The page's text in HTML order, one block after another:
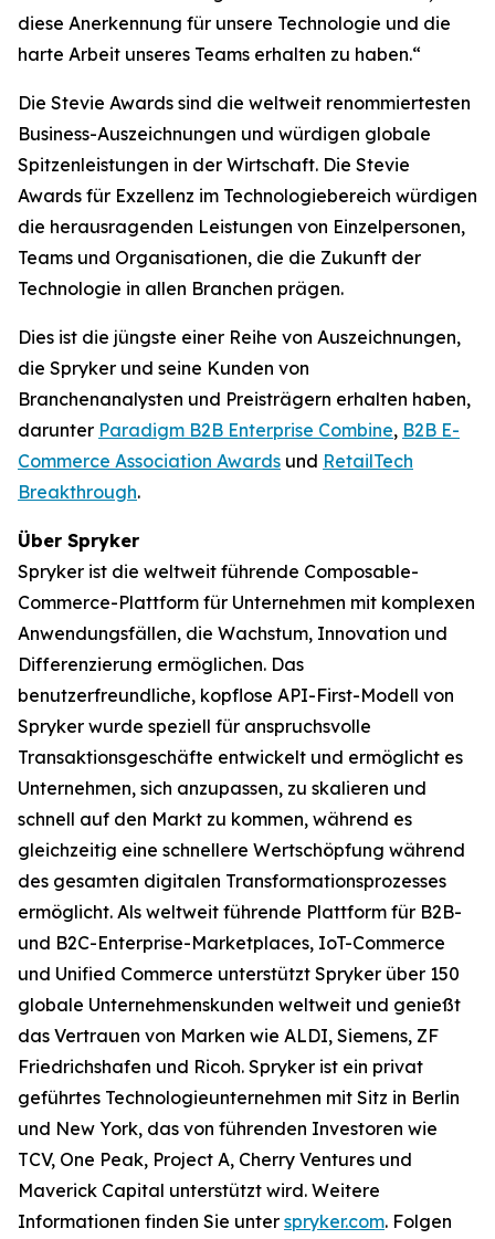
diese Anerkennung für unsere Technologie und die
harte Arbeit unseres Teams erhalten zu haben.“
Die Stevie Awards sind die weltweit renommiertesten
Business-Auszeichnungen und würdigen globale
Spitzenleistungen in der Wirtschaft. Die Stevie
Awards für Exzellenz im Technologiebereich würdigen
die herausragenden Leistungen von Einzelpersonen,
Teams und Organisationen, die die Zukunft der
Technologie in allen Branchen prägen.
Dies ist die jüngste einer Reihe von Auszeichnungen,
die Spryker und seine Kunden von
Branchenanalysten und Preisträgern erhalten haben,
darunter Paradigm B2B Enterprise Combine, B2B E-
Commerce Association Awards und RetailTech
Breakthrough.
Über Spryker
Spryker ist die weltweit führende Composable-
Commerce-Plattform für Unternehmen mit komplexen
Anwendungsfällen, die Wachstum, Innovation und
Differenzierung ermöglichen. Das
benutzerfreundliche, kopflose API-First-Modell von
Spryker wurde speziell für anspruchsvolle
Transaktionsgeschäfte entwickelt und ermöglicht es
Unternehmen, sich anzupassen, zu skalieren und
schnell auf den Markt zu kommen, während es
gleichzeitig eine schnellere Wertschöpfung während
des gesamten digitalen Transformationsprozesses
ermöglicht. Als weltweit führende Plattform für B2B-
und B2C-Enterprise-Marketplaces, IoT-Commerce
und Unified Commerce unterstützt Spryker über 150
globale Unternehmenskunden weltweit und genießt
das Vertrauen von Marken wie ALDI, Siemens, ZF
Friedrichshafen und Ricoh. Spryker ist ein privat
geführtes Technologieunternehmen mit Sitz in Berlin
und New York, das von führenden Investoren wie
TCV, One Peak, Project A, Cherry Ventures und
Maverick Capital unterstützt wird. Weitere
Informationen finden Sie unter spryker.com. Folgen